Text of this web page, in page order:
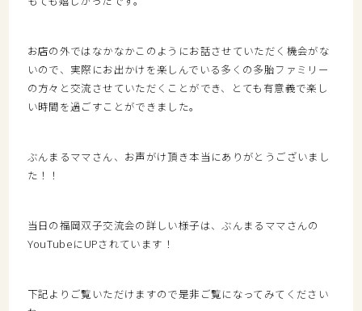
お店の外ではなかなかこのようにお話させていただく機会がな
いので、実際にお出かけを楽しんでいる多くの多胎ファミリー
の方々と交流させていただくことができ、とても有意義で楽し
い時間を過ごすことができました。
ぶんまるママさん、お声がけ頂き本当にありがとうございまし
た！！
当日の福岡双子交流会の詳しい様子は、ぶんまるママさんの
YouTubeにUPされています！
下記よりご覧いただけますので是非ご覧になってみてください